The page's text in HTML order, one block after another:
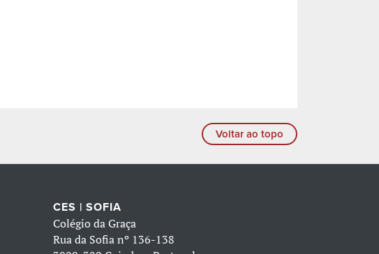
Voltar ao topo
CES | SOFIA
Colégio da Graça
Rua da Sofia nº 136-138